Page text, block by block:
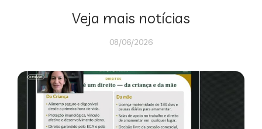
Veja mais notícias
08/06/2026